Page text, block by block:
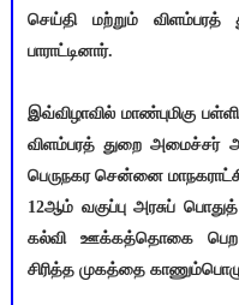
செய்தி மற்றும்
பாராட்டினார்.
இவ்விழாவில் மாண்புமிகு
விளம்பரத் துறை அமைச்சர்
பெருநகர சென்னை
12ஆம் வகுப்பு அரசுப்
கல்வி ஊக்கத்தொகை பெற
சிரித்த முகத்தை